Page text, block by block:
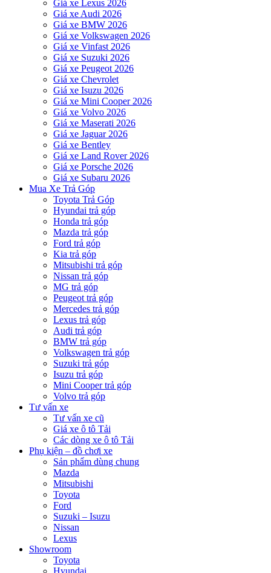
Giá xe Lexus 2026
Giá xe Audi 2026
Giá xe BMW 2026
Giá xe Volkswagen 2026
Giá xe Vinfast 2026
Giá xe Suzuki 2026
Giá xe Peugeot 2026
Giá xe Chevrolet
Giá xe Isuzu 2026
Giá xe Mini Cooper 2026
Giá xe Volvo 2026
Giá xe Maserati 2026
Giá xe Jaguar 2026
Giá xe Bentley
Giá xe Land Rover 2026
Giá xe Porsche 2026
Giá xe Subaru 2026
Mua Xe Trả Góp
Toyota Trả Góp
Hyundai trả góp
Honda trả góp
Mazda trả góp
Ford trả góp
Kia trả góp
Mitsubishi trả góp
Nissan trả góp
MG trả góp
Peugeot trả góp
Mercedes trả góp
Lexus trả góp
Audi trả góp
BMW trả góp
Volkswagen trả góp
Suzuki trả góp
Isuzu trả góp
Mini Cooper trả góp
Volvo trả góp
Tư vấn xe
Tư vấn xe cũ
Giá xe ô tô Tải
Các dòng xe ô tô Tải
Phụ kiện – đồ chơi xe
Sản phẩm dùng chung
Mazda
Mitsubishi
Toyota
Ford
Suzuki – Isuzu
Nissan
Lexus
Showroom
Toyota
Hyundai